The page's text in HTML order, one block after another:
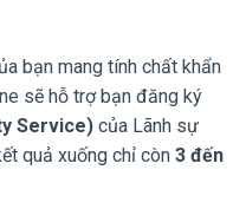
bạn mang tính chất khẩn
sẽ hỗ trợ bạn đăng ký
Service) của Lãnh sự
quả xuống chỉ còn 3 đến